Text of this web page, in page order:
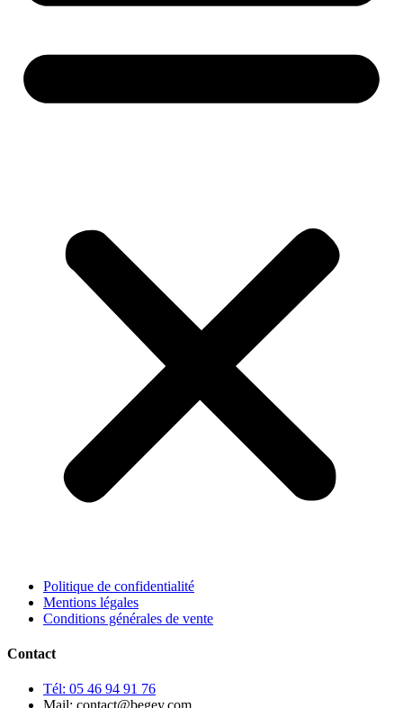
Politique de confidentialité
Mentions légales
Conditions générales de vente
Contact
Tél: 05 46 94 91 76